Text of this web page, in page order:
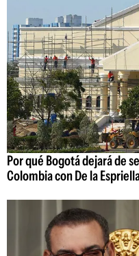
Por qué Bogotá dejará de
Colombia con De la